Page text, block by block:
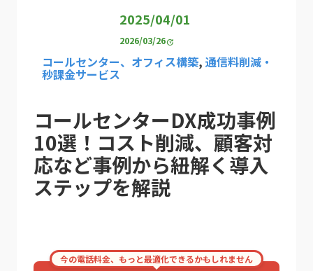
2025/04/01
2026/03/26update
コールセンター、オフィス構築, 通信料削減・
秒課金サービス
コールセンターDX成功事例
10選！コスト削減、顧客対
応など事例から紐解く導入
ステップを解説
今の電話料金、もっと最適化できるかもしれません